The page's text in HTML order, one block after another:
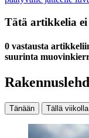
Tätä artikkelia
0 vastausta
suurinta
Tänään Tällä viikolla